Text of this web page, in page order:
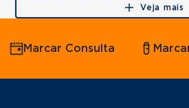
Veja mais
Marcar Consulta